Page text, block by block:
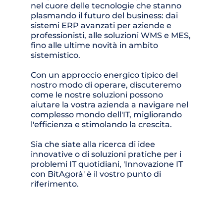
nel cuore delle tecnologie che stanno
plasmando il futuro del business: dai
sistemi ERP avanzati per aziende e
professionisti, alle soluzioni WMS e MES,
fino alle ultime novità in ambito
sistemistico.
Con un approccio energico tipico del
nostro modo di operare, discuteremo
come le nostre soluzioni possono
aiutare la vostra azienda a navigare nel
complesso mondo dell'IT, migliorando
l'efficienza e stimolando la crescita.
Sia che siate alla ricerca di idee
innovative o di soluzioni pratiche per i
problemi IT quotidiani, 'Innovazione IT
con BitAgorà' è il vostro punto di
riferimento.